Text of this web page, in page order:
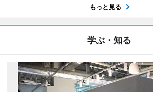
もっと見る
学ぶ・知る